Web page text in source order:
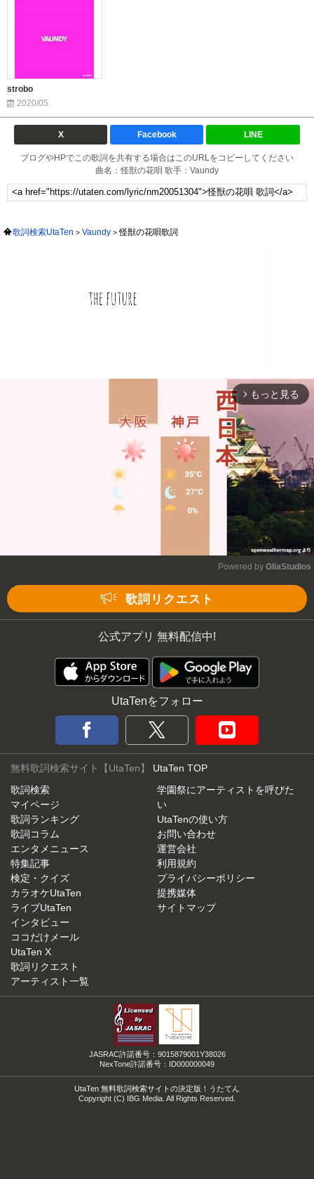
strobo
2020/05
X Facebook LINE
ブログやHPでこの歌詞を共有する場合はこのURLをコピーしてください
曲名：怪獣の花唄 歌手：Vaundy
歌詞検索UtaTen Vaundy 怪獣の花唄歌詞
arrow_forward_ios もっと見る
Powered by GliaStudios
歌詞リクエスト
公式アプリ 無料配信中!
UtaTenをフォロー
無料歌詞検索サイト【UtaTen】 UtaTen TOP
歌詞検索
マイページ
歌詞ランキング
歌詞コラム
エンタメニュース
特集記事
検定・クイズ
カラオケUtaTen
ライブUtaTen
インタビュー
ココだけメール
UtaTen X
歌詞リクエスト
アーティスト一覧
学園祭にアーティストを呼びた
い
UtaTenの使い方
お問い合わせ
運営会社
利用規約
プライバシーポリシー
提携媒体
サイトマップ
JASRAC許諾番号：9015879001Y38026
NexTone許諾番号：ID000000049
UtaTen 無料歌詞検索サイトの決定版！うたてん
Copyright (C) IBG Media. All Rights Reserved.